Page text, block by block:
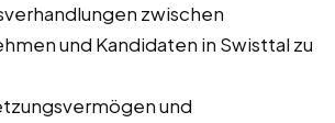
zwischen
und Kandidaten in Swisttal zu
und